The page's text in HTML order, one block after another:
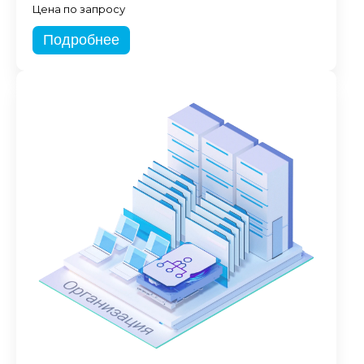
Цена по запросу
Подробнее